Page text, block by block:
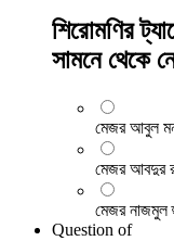
শিরোমণির
সামনে থেকে
মেজর আবুল
মেজর আবদুর
মেজর নাজমুল
Question of